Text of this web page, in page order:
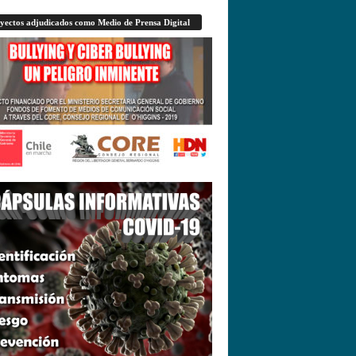
adjudicados como Medio de Prensa Digital